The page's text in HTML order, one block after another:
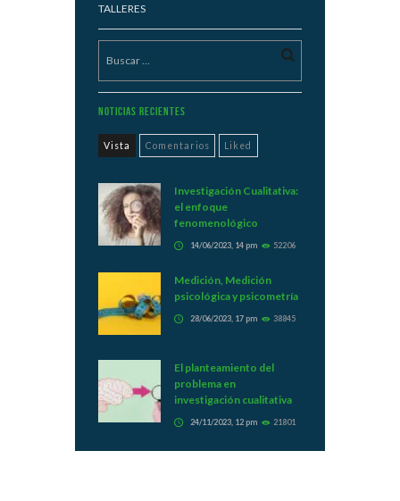
TALLERES
Noticias Recientes
Vista Comentarios Liked
Investigación Cualitativa:
el enfoque
fenomenológico
14/06/2023, 14 pm 52206
Medición, Medición
psicológica y psicometría
28/06/2023, 17 pm 38845
El planteamiento del
problema en
investigación cualitativa
24/11/2023, 12 pm 21801